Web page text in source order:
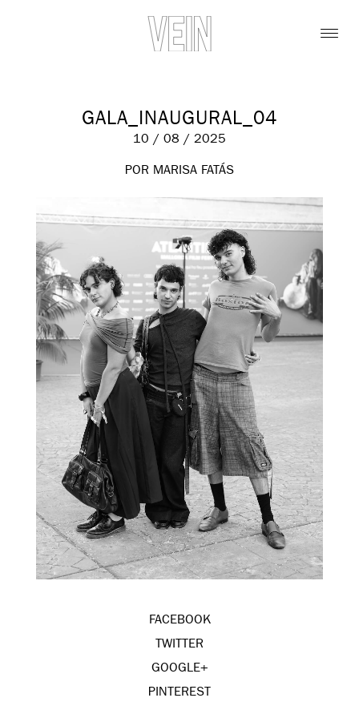
GALA_INAUGURAL_04
10 / 08 / 2025
POR MARISA FATÁS
FACEBOOK
TWITTER
GOOGLE+
PINTEREST